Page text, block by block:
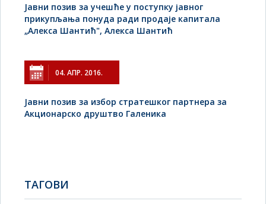
Jавни позив за учешће у поступку јавног
прикупљања понуда ради продаје капитала
„Алекса Шантић", Алекса Шантић
04. АПР. 2016.
Јавни позив за избор стратешког партнера за
Акционарско друштво Галеника
TAГОВИ